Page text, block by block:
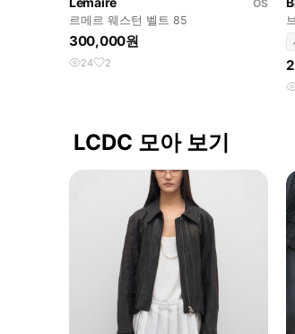
OS
르메르 웨스턴 벨트 85
300,000원
24 2
LCDC 모아 보기